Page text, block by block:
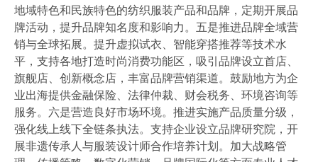
地域特色和民族特色的纺织服装产品和品牌，定期开展品
牌活动，提升品牌知名度和影响力。五是推进品牌全域营
销与全球拓展。提升虚拟试衣、智能穿搭推荐等技术水
平，支持各地打造时尚消费功能区，吸引品牌设立首店、
旗舰店、创新概念店，丰富品牌营销渠道。鼓励地方为企
业出海提供金融保险、法律仲裁、财会税务、环境咨询等
服务。六是营造良好市场环境。推进实施产品质量分级，
强化线上线下全链条执法。支持企业设立品牌研究院，开
展非遗传承人与服装设计师合作培养计划。加大战略管